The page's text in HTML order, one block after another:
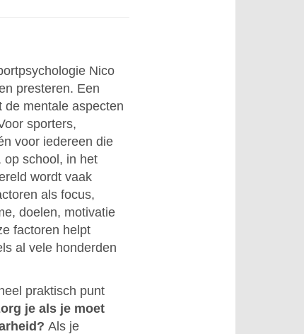
Nico
presteren. Een
de mentale aspecten
sporters,
voor iedereen die
op school, in het
wordt vaak
als focus,
doelen, motivatie
factoren helpt
al vele honderden
praktisch punt
je als je moet
Als je